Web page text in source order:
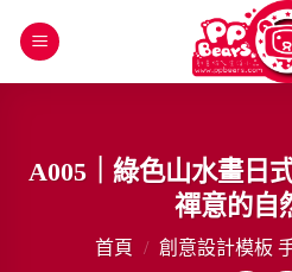
A005｜綠色山水畫日
禪意的自
首頁 / 創意設計模板